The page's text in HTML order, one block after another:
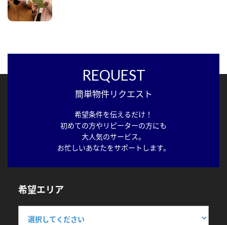
REQUEST
簡単物件リクエスト
希望条件を伝えるだけ！
初めての方やリピーターの方にも
大人気のサービス。
お忙しいあなたをサポートします。
希望エリア